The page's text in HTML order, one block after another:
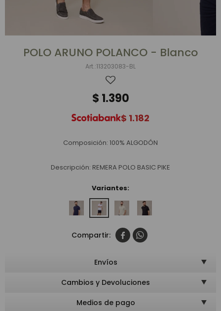
POLO ARUNO POLANCO - Blanco
113203083-BL
$ 1.390
$ 1.182
Composición: 100% ALGODÓN
Descripción: REMERA POLO BASIC PIKE
Variantes:
 
Envíos
Cambios y Devoluciones
Medios de pago